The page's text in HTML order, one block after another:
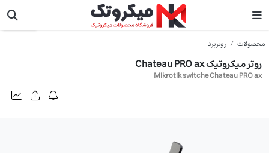
محصولات روتربرد
روتر میکروتیک Chateau PRO ax
Mikrotik switche Chateau PRO ax
میکروتیک